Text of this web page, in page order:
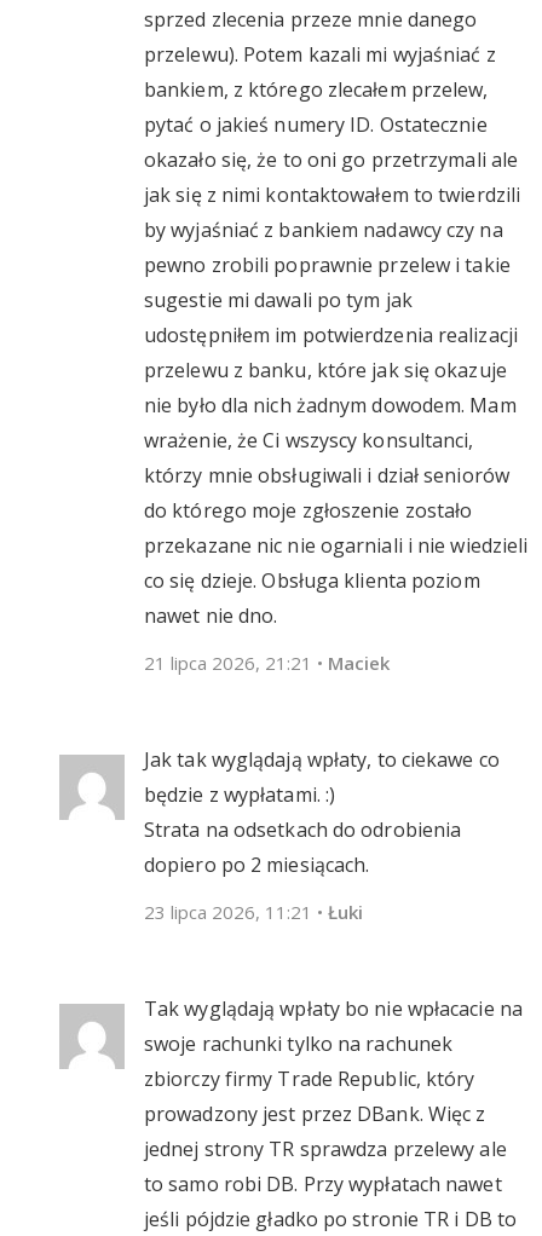
sprzed zlecenia przeze mnie danego
przelewu). Potem kazali mi wyjaśniać z
bankiem, z którego zlecałem przelew,
pytać o jakieś numery ID. Ostatecznie
okazało się, że to oni go przetrzymali ale
jak się z nimi kontaktowałem to twierdzili
by wyjaśniać z bankiem nadawcy czy na
pewno zrobili poprawnie przelew i takie
sugestie mi dawali po tym jak
udostępniłem im potwierdzenia realizacji
przelewu z banku, które jak się okazuje
nie było dla nich żadnym dowodem. Mam
wrażenie, że Ci wszyscy konsultanci,
którzy mnie obsługiwali i dział seniorów
do którego moje zgłoszenie zostało
przekazane nic nie ogarniali i nie wiedzieli
co się dzieje. Obsługa klienta poziom
nawet nie dno.
21 lipca 2026, 21:21 • Maciek
Jak tak wyglądają wpłaty, to ciekawe co
będzie z wypłatami. :)
Strata na odsetkach do odrobienia
dopiero po 2 miesiącach.
23 lipca 2026, 11:21 • Łuki
Tak wyglądają wpłaty bo nie wpłacacie na
swoje rachunki tylko na rachunek
zbiorczy firmy Trade Republic, który
prowadzony jest przez DBank. Więc z
jednej strony TR sprawdza przelewy ale
to samo robi DB. Przy wypłatach nawet
jeśli pójdzie gładko po stronie TR i DB to